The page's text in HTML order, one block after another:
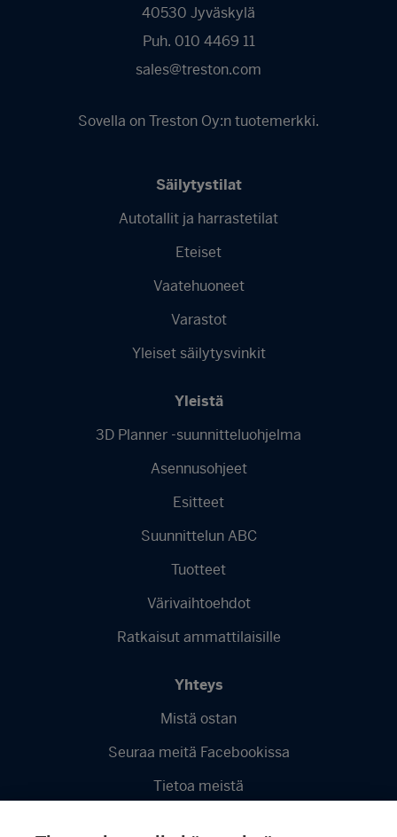
40530 Jyväskylä
Puh. 010 4469 11
sales@treston.com
Sovella on Treston Oy:n tuotemerkki.
Säilytystilat
Autotallit ja harrastetilat
Eteiset
Vaatehuoneet
Varastot
Yleiset säilytysvinkit
Yleistä
3D Planner -suunnitteluohjelma
Asennusohjeet
Esitteet
Suunnittelun ABC
Tuotteet
Värivaihtoehdot
Ratkaisut ammattilaisille
Yhteys
Mistä ostan
Seuraa meitä Facebookissa
Tietoa meistä